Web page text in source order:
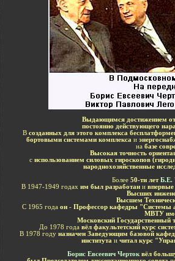
Выдающимся достижением
постоянно действующего
В созданных для этого комплекса
бортовыми системами комплекса и
на базе
Высокая точность
с использованием силовых гироскопов
народнохозяйственные
Более 50-ти лет Б.Е.
В 1947-1949 годах им был разработан и впервые
Высших
Высшем
С 1965 года он - Профессор кафедры "Системы
МВТУ
Московский Государственный
До 1978 года вёл факультетский курс
В 1978 году назначен Заведующим базовой
института и читал курс
Борис Евсеевич Черток вёл